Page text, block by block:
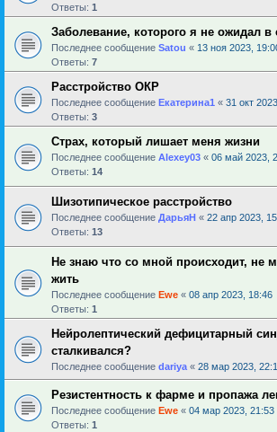
Ответы: 1
Заболевание, которого я не ожидал
Последнее сообщение Satou « 13 ноя 2023,
Ответы: 7
Расстройство ОКР
Последнее сообщение Екатерина1 « 31 окт
Ответы: 3
Страх, который лишает меня жизни
Последнее сообщение Alexey03 « 06 май 2023,
Ответы: 14
Шизотипическое расстройство
Последнее сообщение ДарьяН « 22 апр 2023,
Ответы: 13
Не знаю что со мной происходит, не
жить
Последнее сообщение Ewe « 08 апр 2023, 18:46
Ответы: 1
Нейролептический дефицитарный
сталкивался?
Последнее сообщение dariya « 28 мар 2023,
Резистентность к фарме и пропажа
Последнее сообщение Ewe « 04 мар 2023, 21:53
Ответы: 1